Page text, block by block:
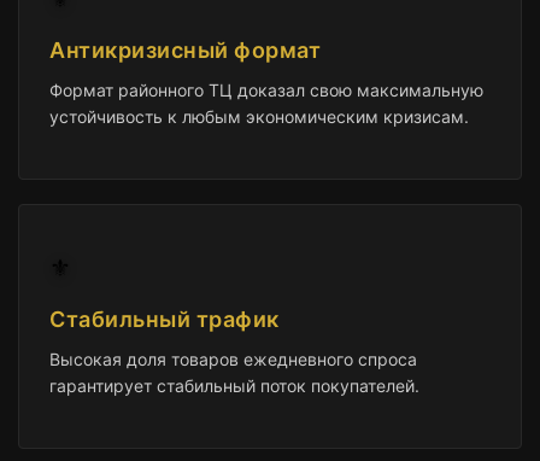
Антикризисный формат
Формат районного ТЦ доказал свою максимальную
устойчивость к любым экономическим кризисам.
⚜️
Стабильный трафик
Высокая доля товаров ежедневного спроса
гарантирует стабильный поток покупателей.